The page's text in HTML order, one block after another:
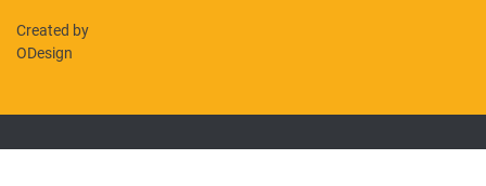
Created by
ODesign